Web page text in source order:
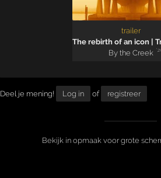
trailer
The rebirth of an icon |
By the Creek
Deel je mening! Log in of registreer
Bekijk in opmaak voor grote